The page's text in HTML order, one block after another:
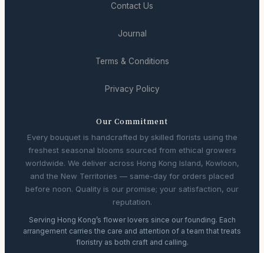
Contact Us
Journal
Terms & Conditions
Privacy Policy
Our Commitment
Every bouquet is handcrafted by skilled florists using the
freshest seasonal blooms sourced from ethical growers
worldwide. We deliver across Hong Kong Island, Kowloon,
and the New Territories — same-day for orders placed
before noon. Quality is our promise; your satisfaction, our
reputation.
Serving Hong Kong’s flower lovers since our founding. Each
arrangement carries the care and attention of a team that treats
floristry as both craft and calling.